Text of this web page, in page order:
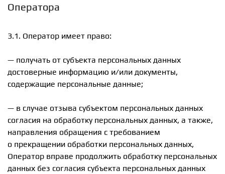
Оператора
3.1. Оператор имеет право:
— получать от субъекта персональных данных
достоверные информацию и/или документы,
содержащие персональные данные;
— в случае отзыва субъектом персональных данных
согласия на обработку персональных данных, а также,
направления обращения с требованием
о прекращении обработки персональных данных,
Оператор вправе продолжить обработку персональных
данных без согласия субъекта персональных данных